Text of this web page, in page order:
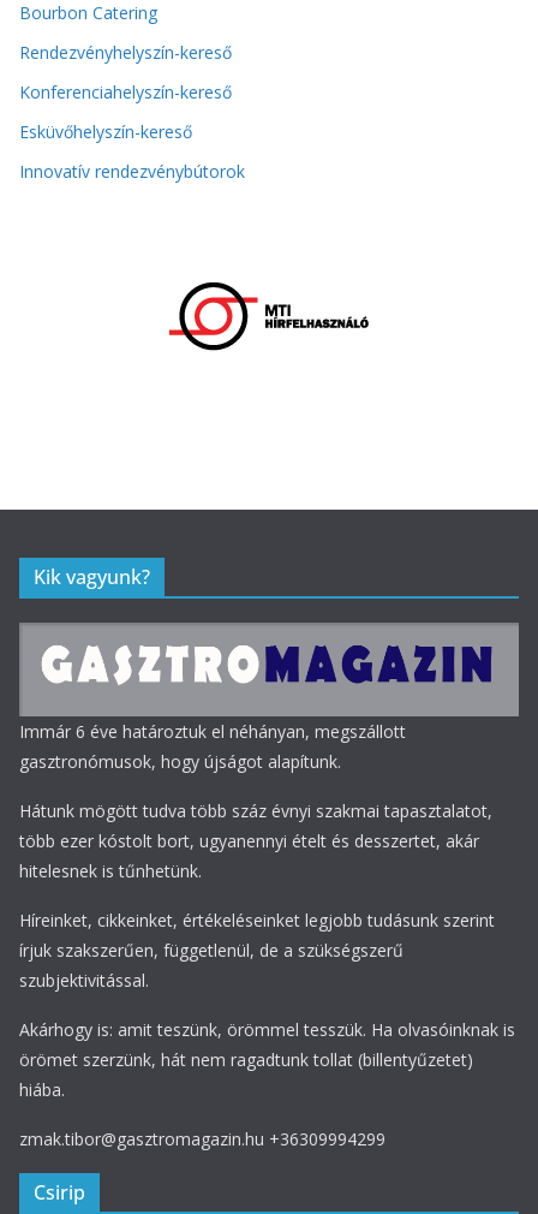
Bourbon Catering
Rendezvényhelyszín-kereső
Konferenciahelyszín-kereső
Esküvőhelyszín-kereső
Innovatív rendezvénybútorok
Kik vagyunk?
Immár 6 éve határoztuk el néhányan, megszállott
gasztronómusok, hogy újságot alapítunk.
Hátunk mögött tudva több száz évnyi szakmai tapasztalatot,
több ezer kóstolt bort, ugyanennyi ételt és desszertet, akár
hitelesnek is tűnhetünk.
Híreinket, cikkeinket, értékeléseinket legjobb tudásunk szerint
írjuk szakszerűen, függetlenül, de a szükségszerű
szubjektivitással.
Akárhogy is: amit teszünk, örömmel tesszük. Ha olvasóinknak is
örömet szerzünk, hát nem ragadtunk tollat (billentyűzetet)
hiába.
zmak.tibor@gasztromagazin.hu +36309994299
Csirip